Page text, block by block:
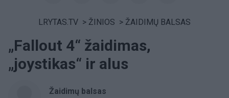
LRYTAS.TV > ŽINIOS > ŽAIDIMŲ BALSAS
„Fallout 4“ žaidimas,
„joystikas“ ir alus
Žaidimų balsas